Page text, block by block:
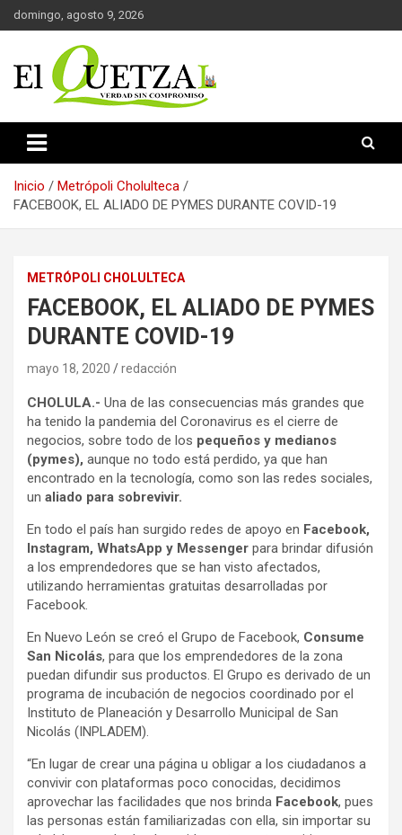
Saltar
al
domingo, agosto 9, 2026
El Quetzal de Cholula
Inicio
Metrópoli Cholulteca
FACEBOOK, EL ALIADO DE PYMES DURANTE COVID-19
METRÓPOLI CHOLULTECA
FACEBOOK, EL ALIADO DE PYMES
DURANTE COVID-19
mayo 18, 2020 redacción
CHOLULA.- Una de las consecuencias más grandes que
ha tenido la pandemia del Coronavirus es el cierre de
negocios, sobre todo de los pequeños y medianos
(pymes), aunque no todo está perdido, ya que han
encontrado en la tecnología, como son las redes sociales,
un aliado para sobrevivir.
En todo el país han surgido redes de apoyo en Facebook,
Instagram, WhatsApp y Messenger para brindar difusión
a los emprendedores que se han visto afectados,
utilizando herramientas gratuitas desarrolladas por
Facebook.
En Nuevo León se creó el Grupo de Facebook, Consume
San Nicolás, para que los emprendedores de la zona
puedan difundir sus productos. El Grupo es derivado de un
programa de incubación de negocios coordinado por el
Instituto de Planeación y Desarrollo Municipal de San
Nicolás (INPLADEM).
“En lugar de crear una página u obligar a los ciudadanos a
convivir con plataformas poco conocidas, decidimos
aprovechar las facilidades que nos brinda Facebook, pues
las personas están familiarizadas con ella, sin importar su